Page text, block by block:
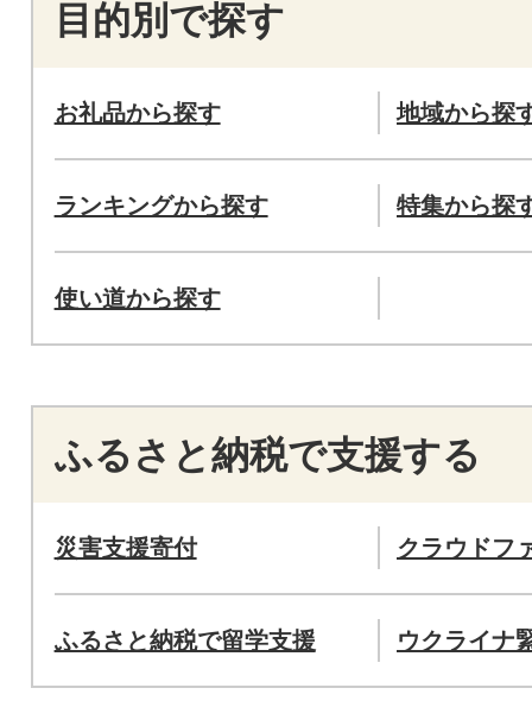
目的別で探す
お礼品から探す 地域から探
ランキングから探す 特集から探
使い道から探す
ふるさと納税で支援する
災害支援寄付 クラウドフ
ふるさと納税で留学支援 ウクライナ